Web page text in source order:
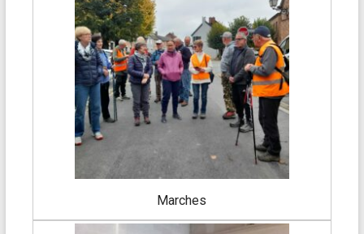
Marches